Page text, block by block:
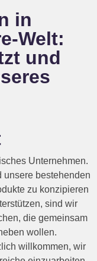
in
Welt:
und
Unternehmen.
unsere bestehenden
zu konzipieren
sind wir
die gemeinsam
wollen.
willkommen, wir